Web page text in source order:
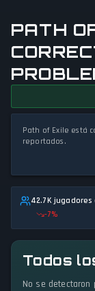
PATH
Path of Exile está
reportados.
42.7K
-7%
Todos
No se